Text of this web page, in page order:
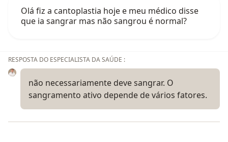
Olá fiz a cantoplastia hoje e meu médico disse
que ia sangrar mas não sangrou é normal?
RESPOSTA DO ESPECIALISTA DA SAÚDE :
não necessariamente deve sangrar. O
sangramento ativo depende de vários fatores.